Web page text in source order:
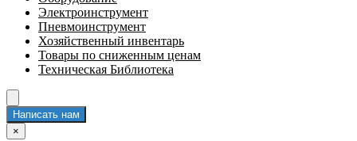
Электроинструмент
Пневмоинструмент
Хозяйственный инвентарь
Товары по сниженным ценам
Техническая Библиотека
Написать нам
×